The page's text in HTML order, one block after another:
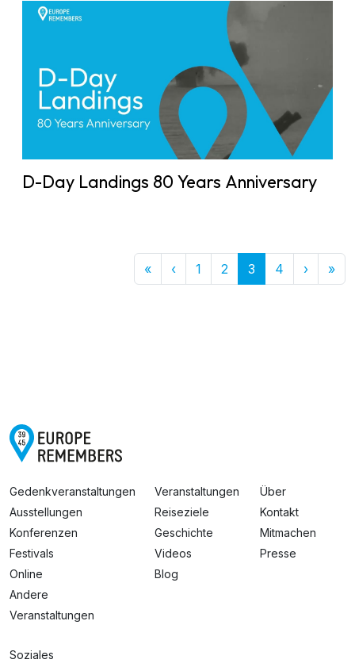
D-Day Landings 80 Years Anniversary
«First
‹Previous
1 2 3 4 › Next
»
Gedenkveranstaltungen
Ausstellungen
Konferenzen
Festivals
Online
Andere
Veranstaltungen
Veranstaltungen
Reiseziele
Geschichte
Videos
Blog
Über
Kontakt
Mitmachen
Presse
Soziales